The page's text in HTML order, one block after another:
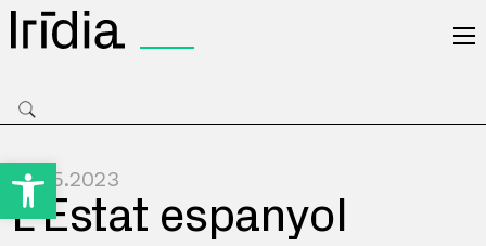
Obre la barra d'eines
12.05.2023
L’Estat espanyol